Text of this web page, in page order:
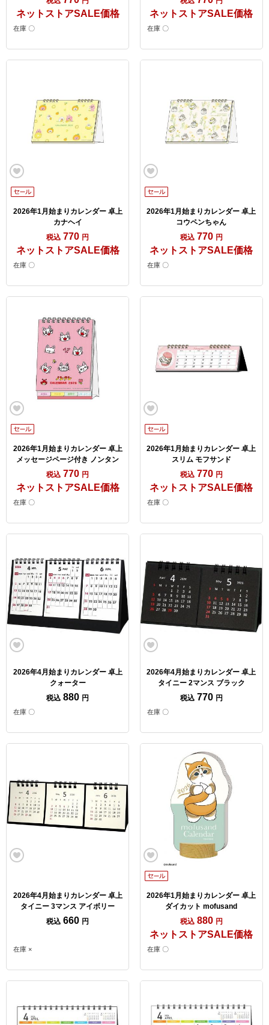
ネットストアSALE価格
在庫 〇
ネットストアSALE価格
在庫 〇
2026年1月始まりカレンダー 卓上
カナヘイ
税込 770 円
ネットストアSALE価格
在庫 〇
2026年1月始まりカレンダー 卓上
コウペンちゃん
税込 770 円
ネットストアSALE価格
在庫 〇
2026年1月始まりカレンダー 卓上
メッセージページ付き ノンタン
税込 770 円
ネットストアSALE価格
在庫 〇
2026年1月始まりカレンダー 卓上
スリム モフサンド
税込 770 円
ネットストアSALE価格
在庫 〇
2026年4月始まりカレンダー 卓上
クォーター
税込 880 円
在庫 〇
2026年4月始まりカレンダー 卓上
タイニー 2マンス ブラック
税込 770 円
在庫 〇
2026年4月始まりカレンダー 卓上
タイニー 3マンス アイボリー
税込 660 円
在庫 ×
2026年1月始まりカレンダー 卓上
ダイカット mofusand
税込 880 円
ネットストアSALE価格
在庫 〇